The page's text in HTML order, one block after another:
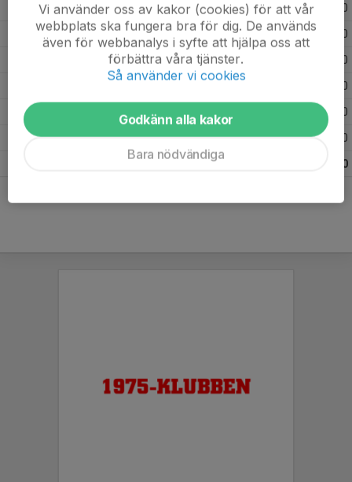
Säsongen 22/23 13 0
Säsongen 21/22 8 0
0
0
Säsongen 17/18 0
Säsongen 16/17 26 0
0
Vi använder oss av kakor (cookies) för att vår
webbplats ska fungera bra för dig. De används
även för webbanalys i syfte att hjälpa oss att
förbättra våra tjänster.
Så använder vi cookies
Godkänn alla kakor
Bara nödvändiga